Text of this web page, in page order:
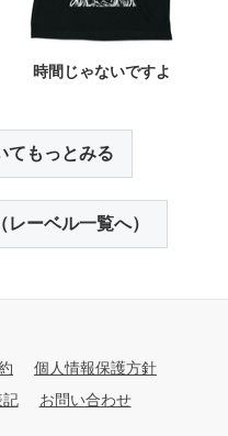
時間じゃないですよ
てもっとみる
ーベル一覧へ）
個人情報保護方針
お問い合わせ